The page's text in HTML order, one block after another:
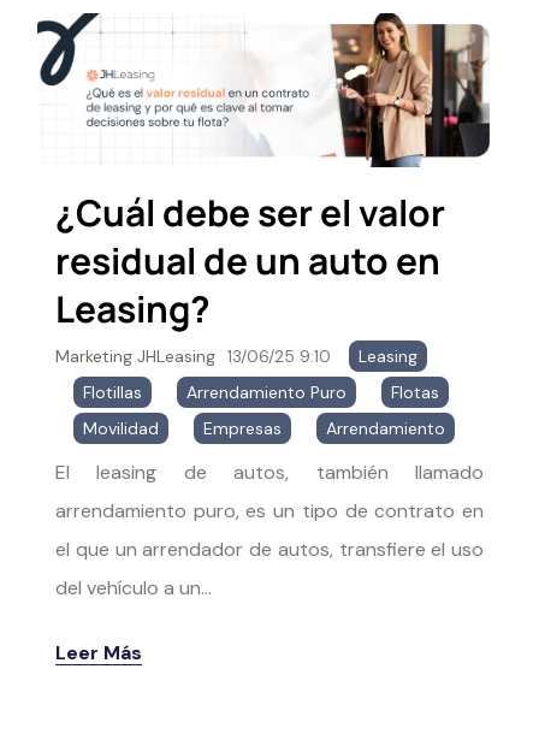
¿Cuál debe ser el valor
residual de un auto en
Leasing?
Marketing JHLeasing 13/06/25 9:10 Leasing
Flotillas
Arrendamiento Puro Flotas
Movilidad
Empresas Arrendamiento
El leasing de autos, también llamado
arrendamiento puro, es un tipo de contrato en
el que un arrendador de autos, transfiere el uso
del vehículo a un...
Leer Más